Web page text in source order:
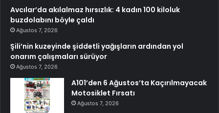
Avcılar’da akılalmaz hırsızlık: 4 kadın 100 kiloluk
buzdolabını böyle çaldı
Ağustos 7, 2026
Şili’nin kuzeyinde şiddetli yağışların ardından yol
onarım çalışmaları sürüyor
Ağustos 7, 2026
A101’den 6 Ağustos’ta Kaçırılmayacak
Motosiklet Fırsatı
Ağustos 7, 2026